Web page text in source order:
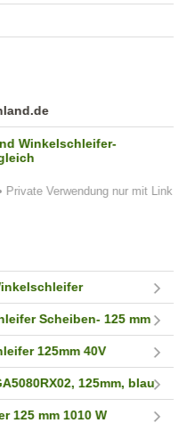
Verwendung nur mit Link
Winkelschleifer-
Scheiben- 125 mm
125mm 40V
125mm, blau
125 mm 1010 W